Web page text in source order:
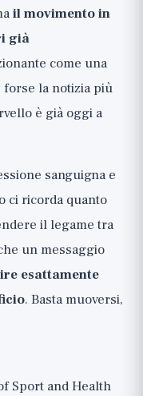
il movimento in
già
come una
forse la notizia più
è già oggi a
sanguigna e
ci ricorda quanto
il legame tra
un messaggio
esattamente
. Basta muoversi,
Sport and Health